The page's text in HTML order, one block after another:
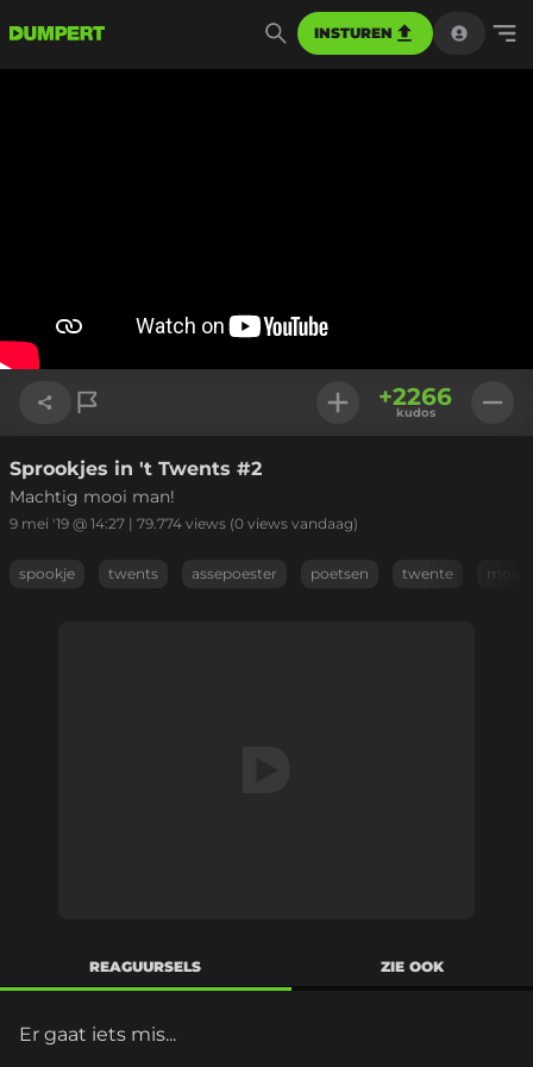
INSTUREN
Link kopiëren
+2266
kudos
Sprookjes in 't Twents #2
Machtig mooi man!
9 mei '19 @ 14:27 | 79.774 views (0 views vandaag)
spookje twents assepoester poetsen twente mooi
REAGUURSELS ZIE OOK
Er gaat iets mis...